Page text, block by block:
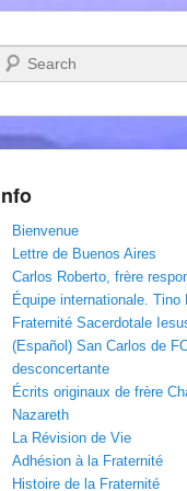
Recherche
Bienvenue
Lettre de Buenos Aires
Carlos Roberto, frère
Équipe internationale. Tino
Fraternité Sacerdotale
(Español) San Carlos de
desconcertante
Écrits originaux de frère
Nazareth
La Révision de Vie
Adhésion à la Fraternité
Histoire de la Fraternité